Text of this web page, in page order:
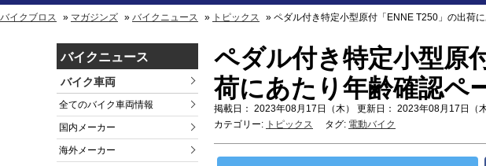
バイクブロス マガジンズ バイクニュース トピックス ペダル付き特定小型原付「ENNE T250」の出荷
バイクニュース
バイク車両
全てのバイク車両情報
国内メーカー
海外メーカー
ペダル付き特定小型原
荷にあたり年齢確認ペ
掲載日： 2023年08月17日（木） 更新日： 2023年08月17日（木
カテゴリー: トピックス タグ: 電動バイク